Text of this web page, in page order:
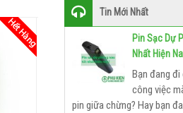
Tin Mới Nhất
Pin Sạc Dự
Nhất Hiện
Bạn đang
công việc
pin giữa chừng? Hay bạn